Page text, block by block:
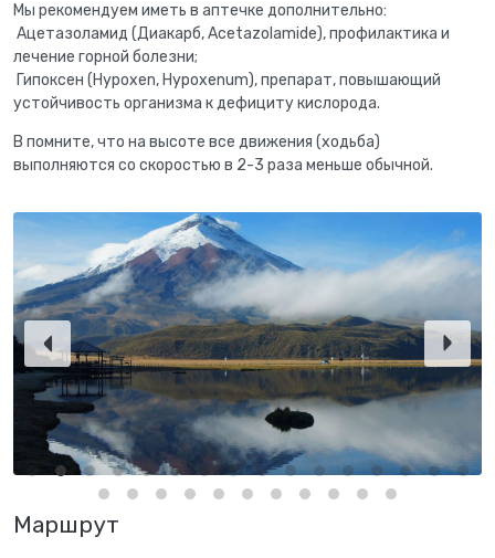
Мы рекомендуем иметь в аптечке дополнительно:
Ацетазоламид (Диакарб, Acetazolamide), профилактика и
лечение горной болезни;
Гипоксен (Hypoxen, Hypoxenum), препарат, повышающий
устойчивость организма к дефициту кислорода.
B помните, что на высоте все движения (ходьба)
выполняются со скоростью в 2-3 раза меньше обычной.
Маршрут